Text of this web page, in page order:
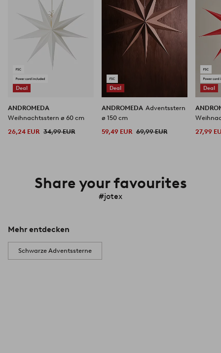
Deal
ANDROMEDA
Weihnachtsstern ø 60 cm
26,24 EUR 34,99 EUR
Deal
ANDROMEDA Adventsstern
ø 150 cm
59,49 EUR 69,99 EUR
Deal
27,99
Share your favourites
#jotex
Mehr entdecken
Schwarze Adventssterne